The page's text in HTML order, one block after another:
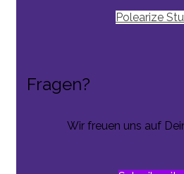
Polearize
Fragen?
Wir freuen uns auf